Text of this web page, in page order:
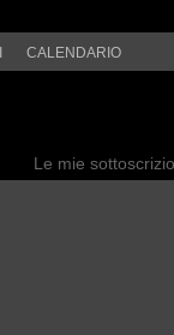
CALENDARIO
Le mie